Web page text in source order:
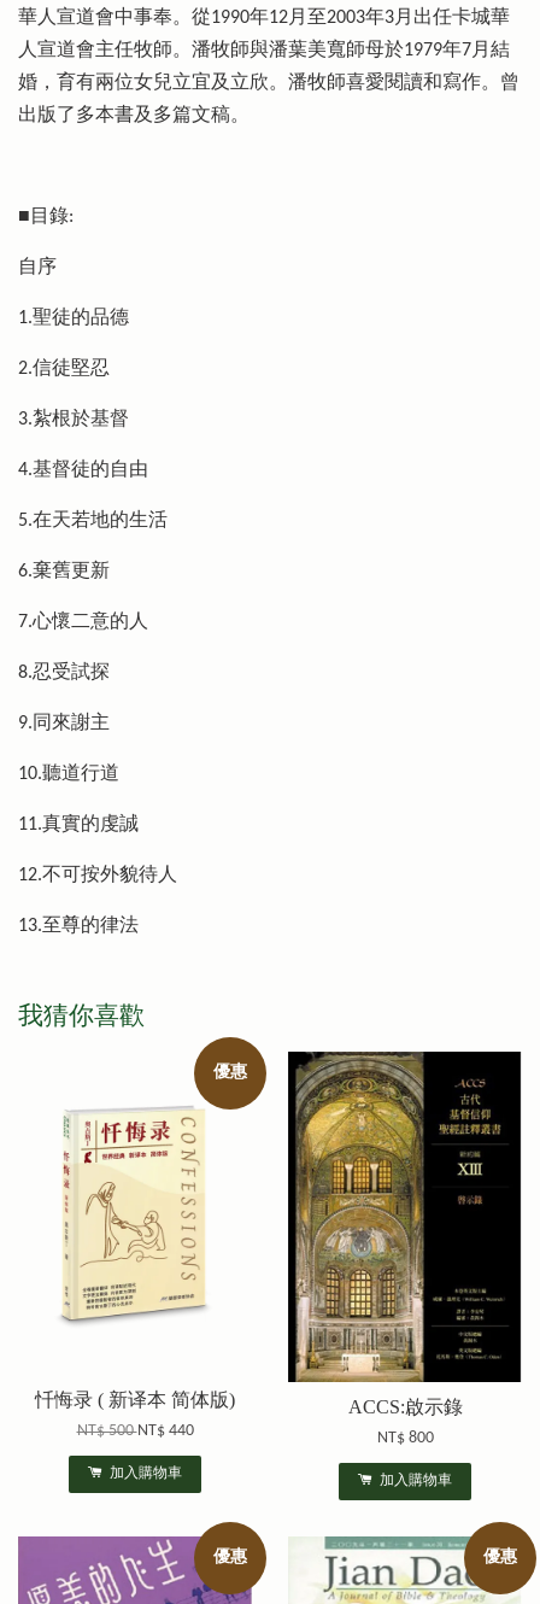
華人宣道會中事奉。從1990年12月至2003年3月出任卡城華
人宣道會主任牧師。潘牧師與潘葉美寬師母於1979年7月結
婚，育有兩位女兒立宜及立欣。潘牧師喜愛閱讀和寫作。曾
出版了多本書及多篇文稿。
■目錄:
自序
1.聖徒的品德
2.信徒堅忍
3.紮根於基督
4.基督徒的自由
5.在天若地的生活
6.棄舊更新
7.心懷二意的人
8.忍受試探
9.同來謝主
10.聽道行道
11.真實的虔誠
12.不可按外貌待人
13.至尊的律法
我猜你喜歡
優惠
忏悔录 ( 新译本 简体版)
NT$ 500NT$ 440
加入購物車
ACCS:啟示錄
NT$ 800
加入購物車
優惠 優惠